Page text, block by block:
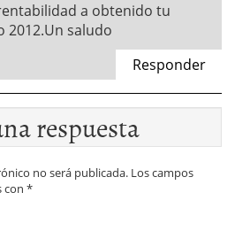
a obtenido tu
2012.Un saludo
Responder
respuesta
no será publicada. Los campos
con *